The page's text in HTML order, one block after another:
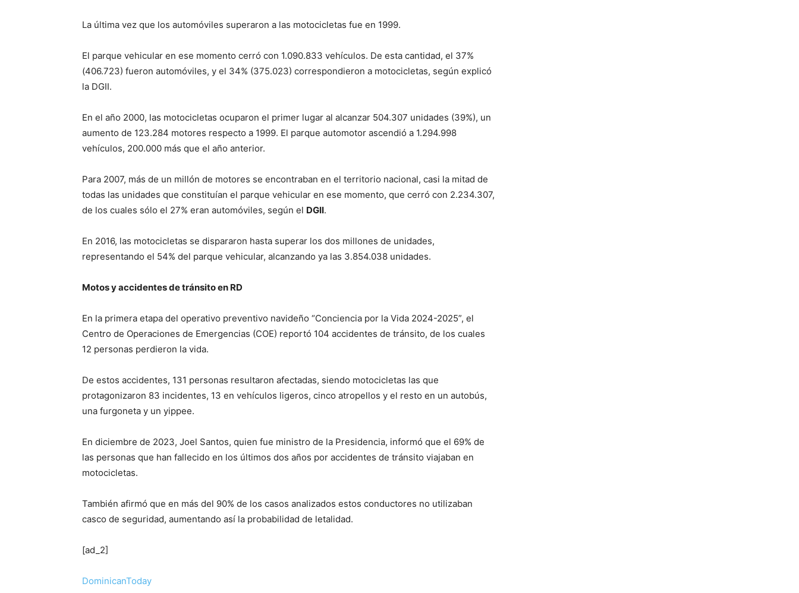
La última vez que los automóviles superaron a las motocicletas fue en 1999.
El parque vehicular en ese momento cerró con 1.090.833 vehículos. De esta cantidad, el 37%
(406.723) fueron automóviles, y el 34% (375.023) correspondieron a motocicletas, según explicó
la DGII.
En el año 2000, las motocicletas ocuparon el primer lugar al alcanzar 504.307 unidades (39%), un
aumento de 123.284 motores respecto a 1999. El parque automotor ascendió a 1.294.998
vehículos, 200.000 más que el año anterior.
Para 2007, más de un millón de motores se encontraban en el territorio nacional, casi la mitad de
todas las unidades que constituían el parque vehicular en ese momento, que cerró con 2.234.307,
de los cuales sólo el 27% eran automóviles, según el DGII.
En 2016, las motocicletas se dispararon hasta superar los dos millones de unidades,
representando el 54% del parque vehicular, alcanzando ya las 3.854.038 unidades.
Motos y accidentes de tránsito en RD
En la primera etapa del operativo preventivo navideño “Conciencia por la Vida 2024-2025”, el
Centro de Operaciones de Emergencias (COE) reportó 104 accidentes de tránsito, de los cuales
12 personas perdieron la vida.
De estos accidentes, 131 personas resultaron afectadas, siendo motocicletas las que
protagonizaron 83 incidentes, 13 en vehículos ligeros, cinco atropellos y el resto en un autobús,
una furgoneta y un yippee.
En diciembre de 2023, Joel Santos, quien fue ministro de la Presidencia, informó que el 69% de
las personas que han fallecido en los últimos dos años por accidentes de tránsito viajaban en
motocicletas.
También afirmó que en más del 90% de los casos analizados estos conductores no utilizaban
casco de seguridad, aumentando así la probabilidad de letalidad.
[ad_2]
DominicanToday